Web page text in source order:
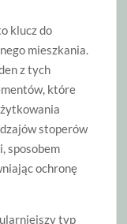
klucz do
mieszkania.
z tych
które
stoperów
sposobem
ochronę
typ